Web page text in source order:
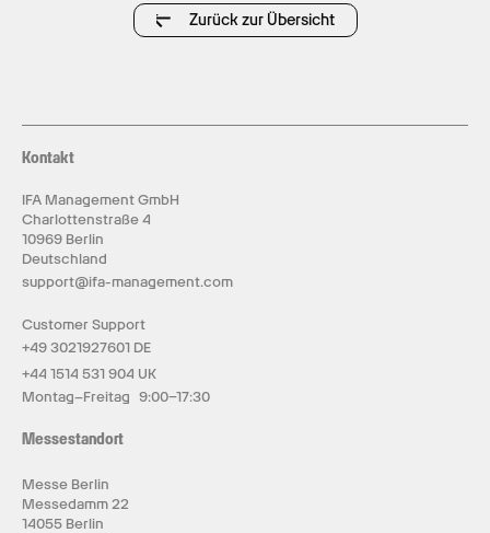
Zurück zur Übersicht
Kontakt
IFA Management GmbH
Charlottenstraße 4
10969 Berlin
Deutschland
support@ifa-management.com
Customer Support
+49 3021927601 DE
+44 1514 531 904 UK
Montag–Freitag 9:00–17:30
Messestandort
Messe Berlin
Messedamm 22
14055 Berlin